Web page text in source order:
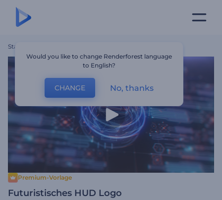
Startseite
Premium-Vorlage
Futuristisches HUD Logo
Would you like to change Renderforest language
to English?
CHANGE No, thanks